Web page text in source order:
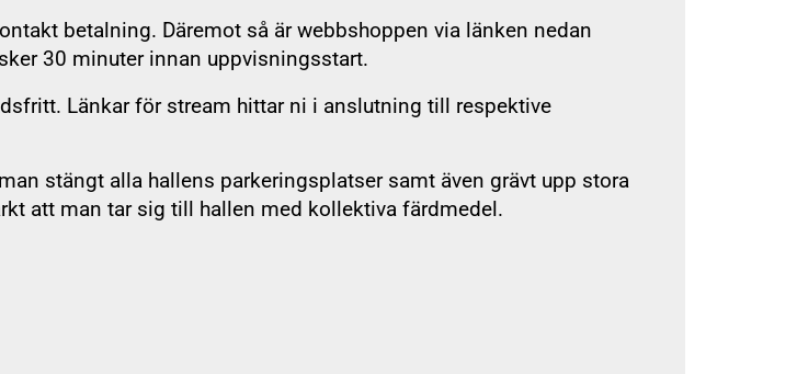
betalning. Däremot så är webbshoppen via länken nedan
30 minuter innan uppvisningsstart.
Länkar för stream hittar ni i anslutning till respektive
stängt alla hallens parkeringsplatser samt även grävt upp stora
att man tar sig till hallen med kollektiva färdmedel.